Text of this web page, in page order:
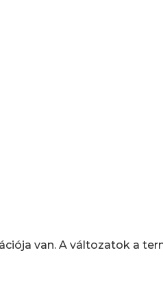
van. A változatok a